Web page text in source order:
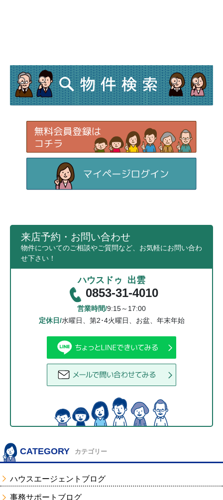
来店予約・お問い合わせ
物件についてのご相談やご質問など、お気軽にお問い合わ
せ下さい！
ハウスドゥ 出雲
0853-31-4010
営業時間/9:15～17:00
定休日/水曜日、第2･4火曜日、お盆、年末年始
CATEGORY カテゴリー
ハウスエージェントブログ
事務サポートブログ